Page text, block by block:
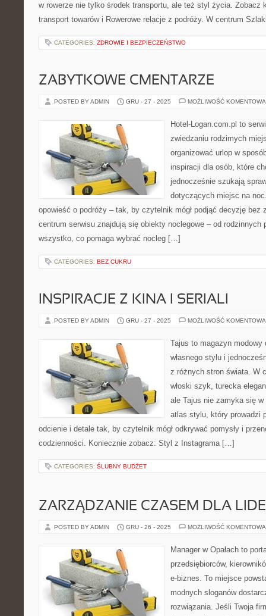
w rowerze nie tylko środek transportu, ale też styl życia. Zobacz
transport towarów i Rowerowe relacje z podróży. W centrum
CATEGORIES: ZDROWIE I BEZPIECZEŃSTWO
ZABYTKOWE CMENTARZE
POSTED BY ADMIN GRU - 27 - 2025 MOŻLIWOŚĆ
Hotel-Logan.com.pl to
zwiedzaniu rodzimych
organizować urlop w
inspiracji dla osób, które
jednocześnie szukają
dotyczących miejsc na
opowieść o podróży – tak, by czytelnik mógł podjąć decyzję bez
centrum serwisu znajdują się obiekty noclegowe – od
wszystko, co pomaga wybrać nocleg […]
CATEGORIES: BEZ CUKRU
INSPIRACJE Z KINA I SERIALI
POSTED BY ADMIN GRU - 27 - 2025 MOŻLIWOŚĆ
Tajus to magazyn
własnego stylu i
z różnych stron świata. W
włoski szyk, turecka
ale Tajus nie zamyka się
atlas stylu, który prowadzi
odcienie i detale tak, by czytelnik mógł odkrywać pomysły i
codzienności. Koniecznie zobacz: Styl z Instagrama […]
CATEGORIES: ŚLUBNY BUDŻET
ZARZĄDZANIE CZASEM DLA
POSTED BY ADMIN GRU - 26 - 2025 MOŻLIWOŚĆ
Manager w Opałach to
przedsiębiorców,
e-biznes. To miejsce
modnych sloganów
rozwiązania. Jeśli Twoja